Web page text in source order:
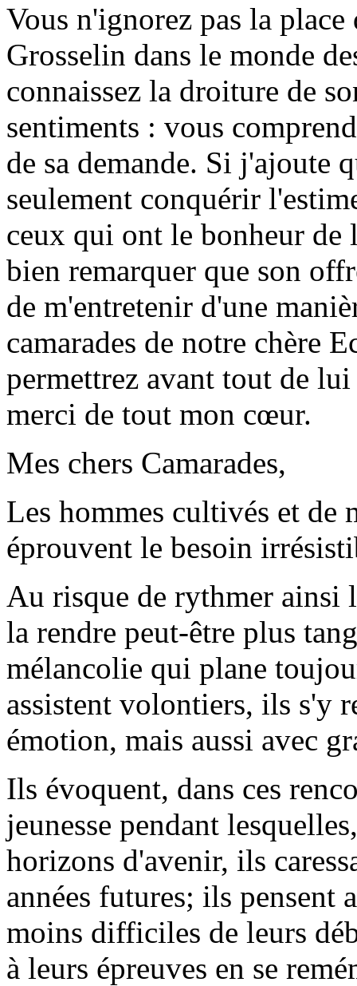
Vous n'ignorez pas la
Grosselin dans le monde
connaissez la droiture de
sentiments : vous
de sa demande. Si j'ajoute
seulement conquérir
ceux qui ont le bonheur de
bien remarquer que son
de m'entretenir d'une
camarades de notre chère
permettrez avant tout de
merci de tout mon cœur.
Mes chers Camarades,
Les hommes cultivés et
éprouvent le besoin
Au risque de rythmer ainsi
la rendre peut-être plus
mélancolie qui plane
assistent volontiers, ils s'y
émotion, mais aussi avec
Ils évoquent, dans ces
jeunesse pendant
horizons d'avenir, ils
années futures; ils pensent
moins difficiles de leurs
à leurs épreuves en se